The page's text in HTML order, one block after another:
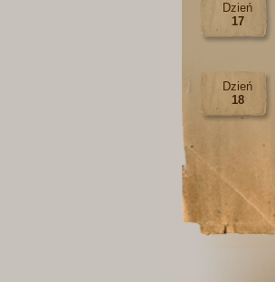
Dzień
17
Dzień
18